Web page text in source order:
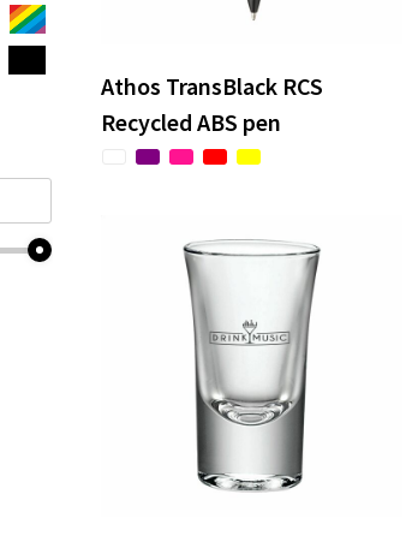
Athos TransBlack RCS
Recycled ABS pen